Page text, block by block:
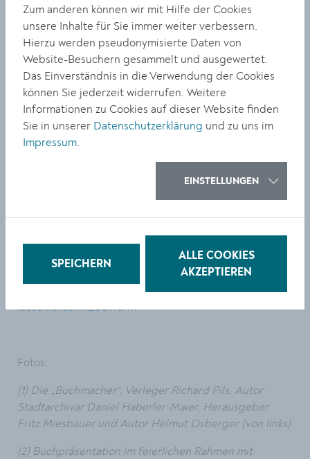
Das Ergebnis von dreieinhalb Jahren intensiver
Forschung ist ein Buch, das inhaltlich wie von der
grafischen Gestaltung her „sehr informativ, prächtig
und ehrlich ist“, so Verleger Richard Pils von der
Bibliothek der Provinz. Mit einem kurzen
geschichtlichen Abriss der Entwicklung des Weinguts
Stadt Krems, die vor einem halben Jahrtausend
begonnen hatte, lieferte Daniel Haberler-Maier zu
guter Letzt noch ein gutes Verkaufsargument für das
Buch, das ein wichtiges Kapitel Stadtgeschichte
„Weinlesen. Das Weingut Stadt Krems und seine
Handel 34 Euro. Erhältlich im Weingut Stadt Krems, im
museumkrems und im Buchhandel.
Weingut Stadt Krems: 500 Jahre
Geschichte in Buchform
Fotos:
(1) Die „Buchmacher“: Verleger Richard Pils, Autor
Stadtarchivar Daniel Haberler-Maier, Herausgeber
Fritz Miesbauer und Autor Helmut Osberger (von links)
(2) Buchpräsentation im feierlichen Rahmen mit
Zum anderen können wir mit Hilfe der Cookies
unsere Inhalte für Sie immer weiter verbessern.
Hierzu werden pseudonymisierte Daten von
Website-Besuchern gesammelt und ausgewertet.
Das Einverständnis in die Verwendung der Cookies
können Sie jederzeit widerrufen. Weitere
Informationen zu Cookies auf dieser Website finden
Sie in unserer Datenschutzerklärung und zu uns im
Impressum.
EINSTELLUNGEN
SPEICHERN
ALLE COOKIES
AKZEPTIEREN